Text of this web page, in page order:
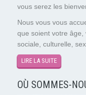
vous serez les
Nous vous vous
que soient votre
sociale, culturelle,
LIRE LA SUITE
OÙ SOMMES-